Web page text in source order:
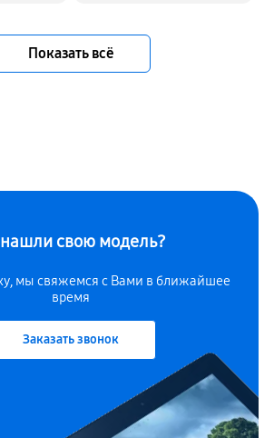
Показать всё
свою модель?
мы свяжемся с Вами в ближайшее
время
Заказать звонок